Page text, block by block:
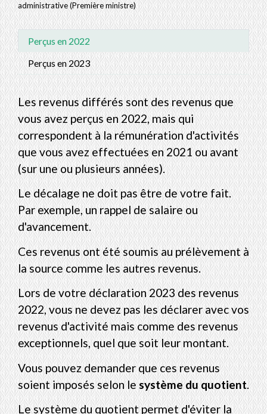
administrative (Première ministre)
Perçus en 2022
Perçus en 2023
Les revenus différés sont des revenus que
vous avez perçus en 2022, mais qui
correspondent à la rémunération d'activités
que vous avez effectuées en 2021 ou avant
(sur une ou plusieurs années).
Le décalage ne doit pas être de votre fait.
Par exemple, un rappel de salaire ou
d'avancement.
Ces revenus ont été soumis au prélèvement à
la source comme les autres revenus.
Lors de votre déclaration 2023 des revenus
2022, vous ne devez pas les déclarer avec vos
revenus d'activité mais comme des revenus
exceptionnels, quel que soit leur montant.
Vous pouvez demander que ces revenus
soient imposés selon lesystème du quotient.
Le système du quotient permet d'éviter la